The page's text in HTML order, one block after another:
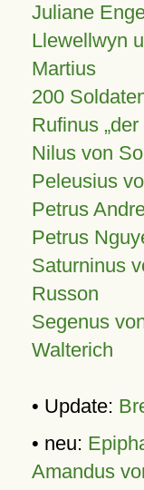
Juliane
Llewellwyn
Martius
200
Rufinus
Nilus von
Peleusius
Petrus
Petrus
Saturninus
Russon
Segenus
Walterich
• Update:
• neu:
Amandus